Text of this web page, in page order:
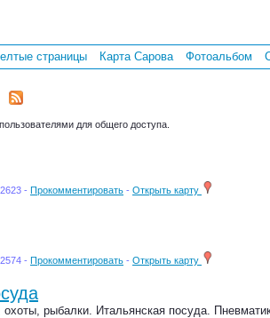
страницы Карта Сарова Фотоальбом
для общего доступа.
- Прокомментировать - Открыть карту
- Прокомментировать - Открыть карту
рыбалки. Итальянская посуда.